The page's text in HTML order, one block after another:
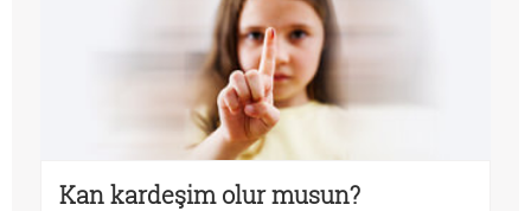
Kan kardeşim olur musun?